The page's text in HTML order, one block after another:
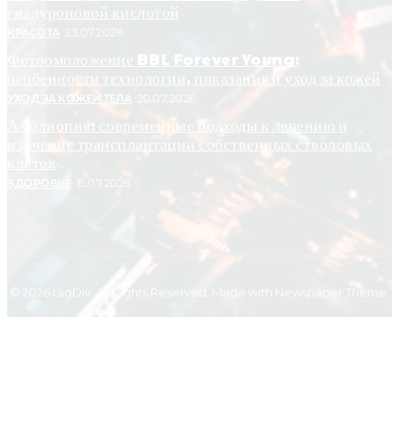
гиалуроновой кислотой
КРАСОТА
Фотоомоложение BBL Forever Young:
особенности технологии, показания и уход за кожей
УХОД ЗА КОЖЕЙ ТЕЛА
Амблиопия: современные подходы к лечению и
изучение трансплантации собственных стволовых
клеток
ЗДОРОВЬЕ
© 2026 tagDiv. All Rights Reserved. Made with Newspaper Theme.